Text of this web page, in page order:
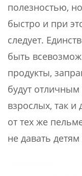
полезностью,
быстро и при
следует.
быть
продукты,
будут
взрослых, так и
от тех же
не давать